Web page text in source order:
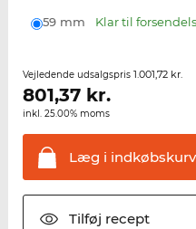
59 mm Klar til
Vejledende udsalgspris 1.001,72 kr.
801,37kr.
inkl. 25.00% moms
Læg i
Tilføj recept